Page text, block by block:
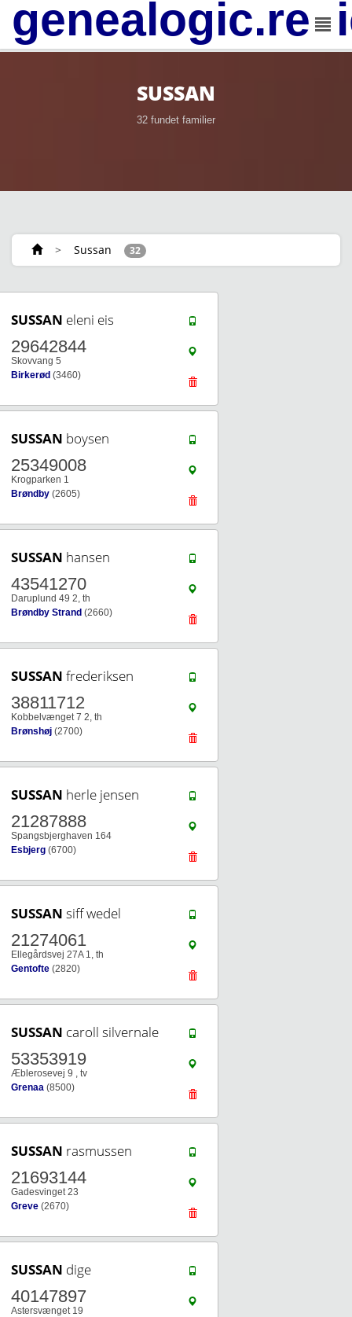
SUSSAN
32 fundet familier
> Sussan 32
SUSSAN eleni eis
29642844
Skovvang 5
Birkerød (3460)
SUSSAN boysen
25349008
Krogparken 1
Brøndby (2605)
SUSSAN hansen
43541270
Daruplund 49 2, th
Brøndby Strand (2660)
SUSSAN frederiksen
38811712
Kobbelvænget 7 2, th
Brønshøj (2700)
SUSSAN herle jensen
21287888
Spangsbjerghaven 164
Esbjerg (6700)
SUSSAN siff wedel
21274061
Ellegårdsvej 27A 1, th
Gentofte (2820)
SUSSAN caroll silvernale
53353919
Æblerosevej 9 , tv
Grenaa (8500)
SUSSAN rasmussen
21693144
Gadesvinget 23
Greve (2670)
SUSSAN dige
40147897
Astersvænget 19